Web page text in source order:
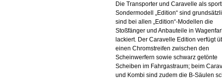
Die Transporter und Caravelle als
Sondermodell „Edition“ sind
sind bei allen „Edition“-Modellen die
Stoßfänger und Anbauteile in
lackiert. Der Caravelle Edition verfügt
einen Chromstreifen zwischen den
Scheinwerfern sowie schwarz getönte
Scheiben im Fahrgastraum; beim
und Kombi sind zudem die B-Säulen